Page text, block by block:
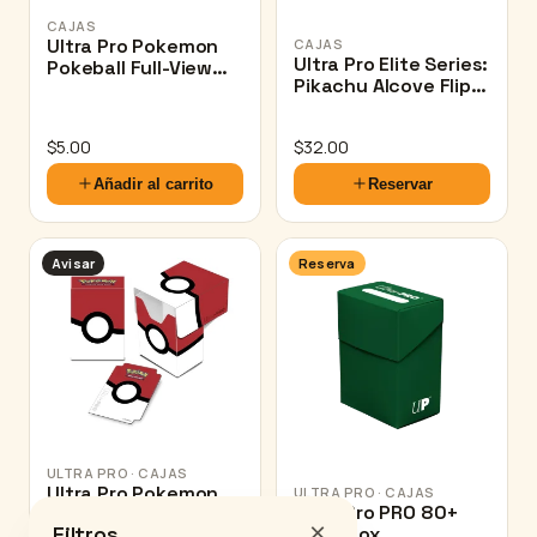
CAJAS
Ultra Pro Pokemon
Pokeball Full-View
$5.00
Añadir al carrito
CAJAS
Ultra Pro Elite Series:
Pikachu Alcove Flip
$32.00
Reservar
Avisar
ULTRA PRO · CAJAS
Ultra Pro Pokemon
Reserva
ULTRA PRO · CAJAS
Ultra Pro PRO 80+